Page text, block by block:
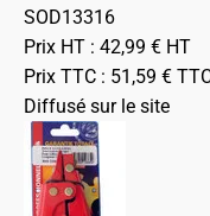
SOD13316
Prix HT : 42,99 € HT
Prix TTC : 51,59 €
Diffusé sur le site